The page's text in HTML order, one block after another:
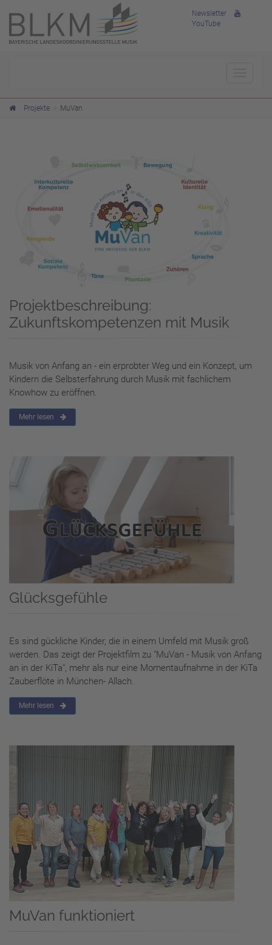
Newsletter
YouTube
Projekte MuVan
Projektbeschreibung:
Zukunftskompetenzen mit Musik
Musik von Anfang an - ein erprobter Weg und ein Konzept, um
Kindern die Selbsterfahrung durch Musik mit fachlichem
Knowhow zu eröffnen.
Mehr lesen
Glücksgefühle
Es sind gückliche Kinder, die in einem Umfeld mit Musik groß
werden. Das zeigt der Projektfilm zu "MuVan - Musik von Anfang
an in der KiTa", mehr als nur eine Momentaufnahme in der KiTa
Zauberflöte in München- Allach.
Mehr lesen
MuVan funktioniert